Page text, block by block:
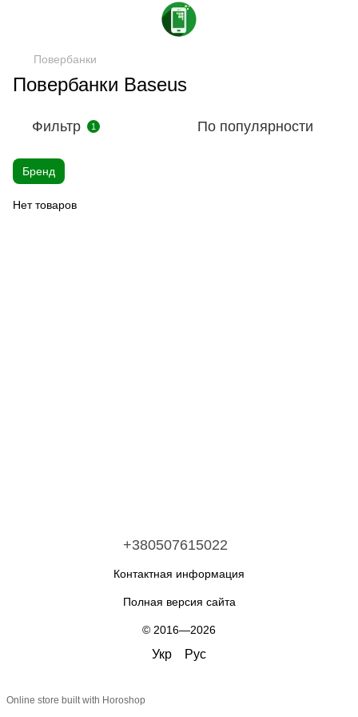
Повербанки
Повербанки Baseus
Фильтр 1 По популярности
Бренд
Нет товаров
+380507615022
Контактная информация
Полная версия сайта
© 2016—2026
Укр Рус
Online store built with Horoshop